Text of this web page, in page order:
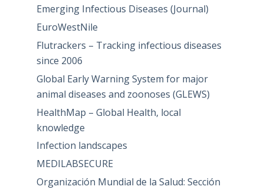
Emerging Infectious Diseases (Journal)
EuroWestNile
Flutrackers – Tracking infectious diseases
since 2006
Global Early Warning System for major
animal diseases and zoonoses (GLEWS)
HealthMap – Global Health, local
knowledge
Infection landscapes
MEDILABSECURE
Organización Mundial de la Salud: Sección